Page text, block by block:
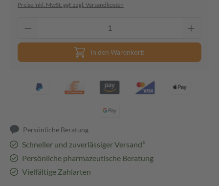
Preise inkl. MwSt. ggf. zzgl. Versandkosten
In den Warenkorb
Persönliche Beratung
Schneller und zuverlässiger Versand³
Persönliche pharmazeutische Beratung
Vielfältige Zahlarten